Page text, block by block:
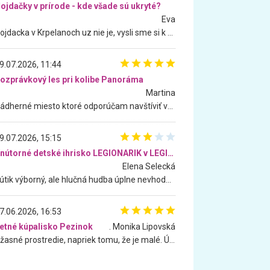
v prírode - kde všade sú ukryté?
Eva
11:44
les pri kolibe Panoráma
Martina
15:15
Vnútorné detské ihrisko LEGIONARIK v LEGIA Fitness
Elena Selecká
16:53
kúpalisko Pezinok
. Monika Lipovská